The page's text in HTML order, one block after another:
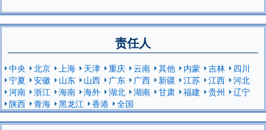
责任人
中央 北京 上海 天津 重庆 云南 其他 内蒙 吉林
四川
宁夏
安徽 山东 山西 广东 广西 新疆 江苏 江西
河北
河南
浙江 海南 海外 湖北 湖南 甘肃 福建 贵州
辽宁
陕西
青海 黑龙江 香港 全国